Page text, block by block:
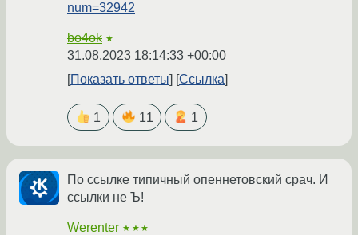
num=32942
bo4ok ★
31.08.2023 18:14:33 +00:00
Показать ответы
Ссылка
1 11 1
По ссылке типичный опеннетовский срач. И
ссылки не Ъ!
Werenter ★★★